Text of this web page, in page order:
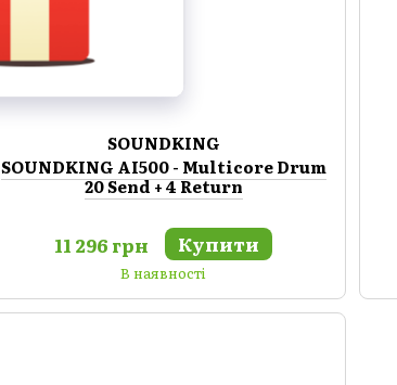
SOUNDKING
SOUNDKING AI500 - Multicore Drum
20 Send + 4 Return
11 296 грн Купити
В наявності